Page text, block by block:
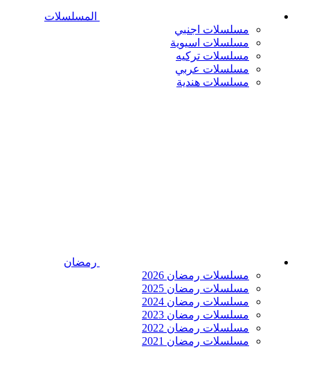
المسلسلات
مسلسلات اجنبي
مسلسلات اسيوية
مسلسلات تركيه
مسلسلات عربي
مسلسلات هندية
رمضان
مسلسلات رمضان 2026
مسلسلات رمضان 2025
مسلسلات رمضان 2024
مسلسلات رمضان 2023
مسلسلات رمضان 2022
مسلسلات رمضان 2021